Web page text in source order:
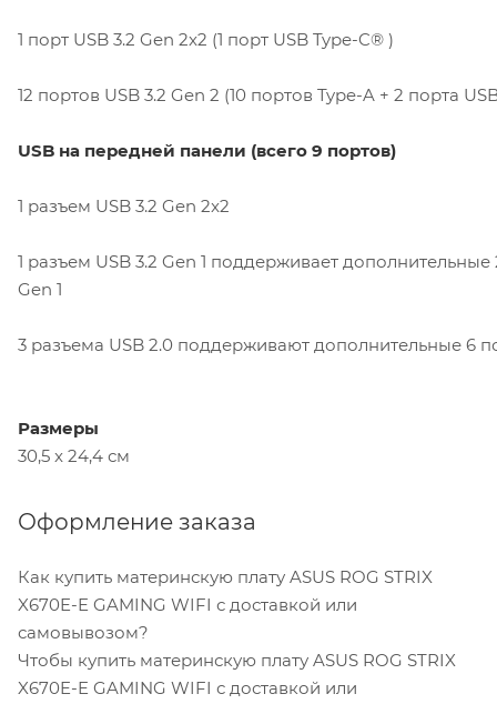
1 порт USB 3.2 Gen 2x2 (1 порт USB Type-C® )
12 портов USB 3.2 Gen 2 (10 портов Type-A + 2 порта
USB на передней панели (всего 9 портов)
1 разъем USB 3.2 Gen 2x2
1 разъем USB 3.2 Gen 1 поддерживает дополнительные
Gen 1
3 разъема USB 2.0 поддерживают дополнительные 6
Размеры
30,5 x 24,4 см
Оформление заказа
Как купить материнскую плату ASUS ROG STRIX
X670E-E GAMING WIFI с доставкой или
самовывозом?
Чтобы купить материнскую плату ASUS ROG STRIX
X670E-E GAMING WIFI с доставкой или